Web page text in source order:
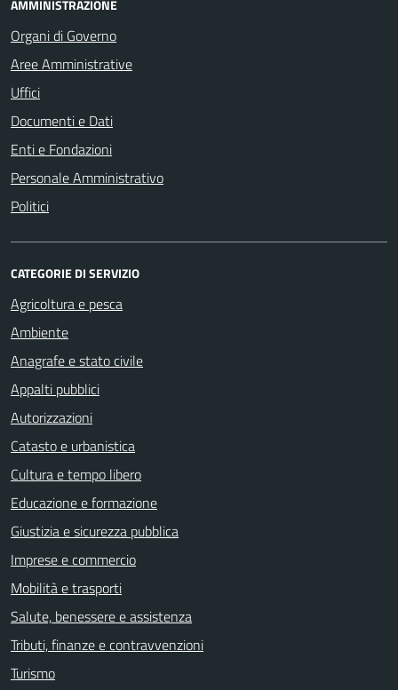
AMMINISTRAZIONE
Organi di Governo
Aree Amministrative
Uffici
Documenti e Dati
Enti e Fondazioni
Personale Amministrativo
Politici
CATEGORIE DI SERVIZIO
Agricoltura e pesca
Ambiente
Anagrafe e stato civile
Appalti pubblici
Autorizzazioni
Catasto e urbanistica
Cultura e tempo libero
Educazione e formazione
Giustizia e sicurezza pubblica
Imprese e commercio
Mobilità e trasporti
Salute, benessere e assistenza
Tributi, finanze e contravvenzioni
Turismo